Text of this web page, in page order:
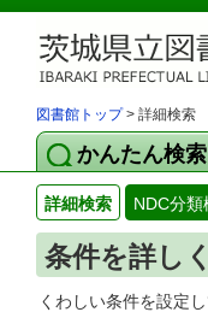
図書館トップ> 詳細検索
かんたん検索
詳細検索 NDC分類
条件を詳し
くわしい条件を設定